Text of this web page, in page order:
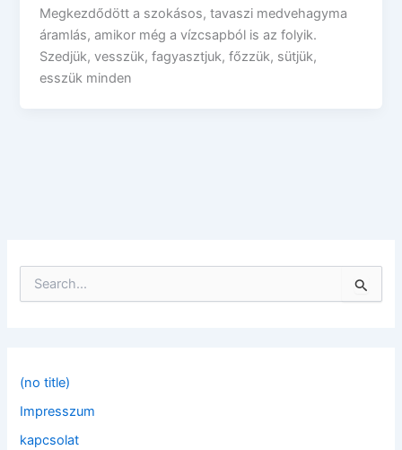
Megkezdődött a szokásos, tavaszi medvehagyma
áramlás, amikor még a vízcsapból is az folyik.
Szedjük, vesszük, fagyasztjuk, főzzük, sütjük,
esszük minden
f
r
:
(no title)
Impresszum
kapcsolat